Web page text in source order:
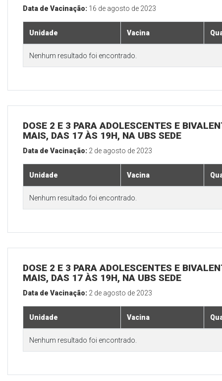
Data de Vacinação: 16 de agosto de 2023
Unidade Vacina
Nenhum resultado foi encontrado.
DOSE 2 E 3 PARA ADOLESCENTES E
MAIS, DAS 17 ÀS 19H, NA UBS SEDE
Data de Vacinação: 2 de agosto de 2023
Unidade Vacina
Nenhum resultado foi encontrado.
DOSE 2 E 3 PARA ADOLESCENTES E
MAIS, DAS 17 ÀS 19H, NA UBS SEDE
Data de Vacinação: 2 de agosto de 2023
Unidade Vacina
Nenhum resultado foi encontrado.